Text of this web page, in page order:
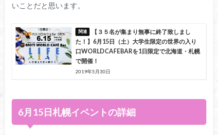
いことだと思います。
【３５名が集まり無事に終了致しまし
た！】6月15日（土）大学生限定の世界の入り
口WORLDCAFEBARを1日限定で北海道・札幌
で開催！
2019年5月30日
6月 15日札幌イベントの詳細